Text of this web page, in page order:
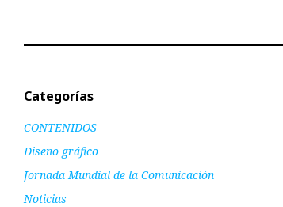
Categorías
CONTENIDOS
Diseño gráfico
Jornada Mundial de la Comunicación
Noticias